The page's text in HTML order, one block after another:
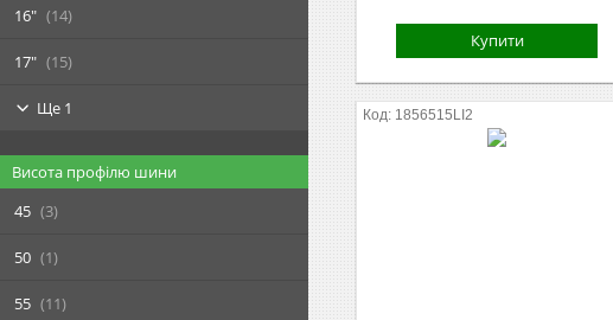
16" 14
17" 15
Ще 1
Висота профілю шини
45
3
50 1
55 11
Купити
1856515LI2